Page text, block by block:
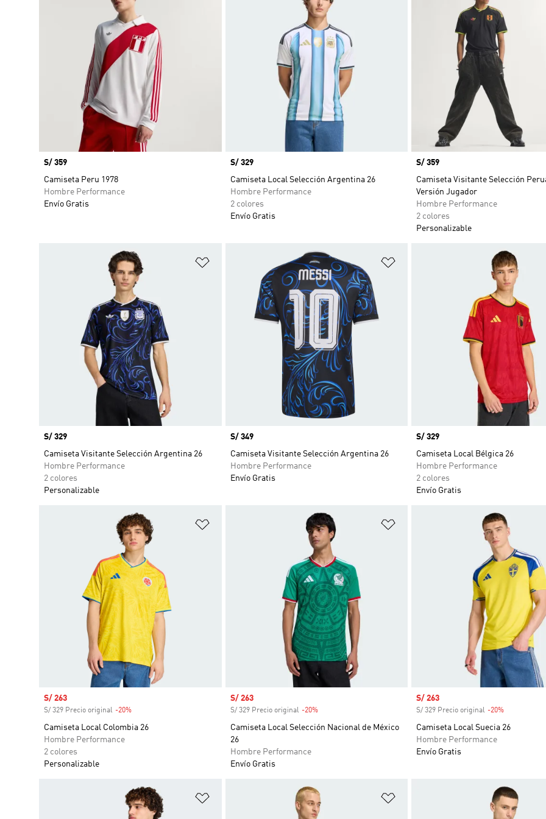
Precio
S/ 359
Camiseta Peru 1978
Hombre Performance
Envío Gratis
Precio
S/ 329
Camiseta Local Selección Argentina 26
Hombre Performance
2 colores
Envío Gratis
Precio
S/ 359
Camiseta Visitante Selección
Versión Jugador
Hombre Performance
2 colores
Personalizable
Añadir a la lista de deseos
Precio
S/ 329
Camiseta Visitante Selección Argentina 26
Hombre Performance
2 colores
Personalizable
Añadir a la lista de deseos
Precio
S/ 349
Camiseta Visitante Selección Argentina 26
Hombre Performance
Envío Gratis
Precio
S/ 329
Camiseta Local Bélgica 26
Hombre Performance
2 colores
Envío Gratis
Añadir a la lista de deseos
Precio de venta
S/ 263
S/ 329 Precio original -20%
Camiseta Local Colombia 26
Hombre Performance
2 colores
Personalizable
Añadir a la lista de deseos
Precio de venta
S/ 263
S/ 329 Precio original -20%Descuento
Camiseta Local Selección Nacional de México
26
Hombre Performance
Envío Gratis
Precio de venta
S/ 263
S/ 329 Precio original -20%
Camiseta Local Suecia 26
Hombre Performance
Envío Gratis
Añadir a la lista de deseos Añadir a la lista de deseos